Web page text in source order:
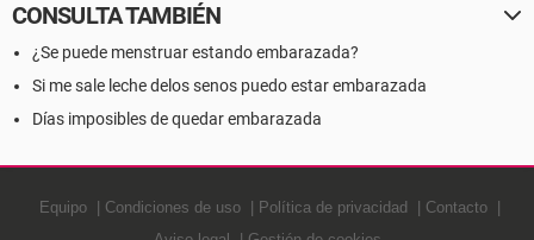
CONSULTA TAMBIÉN
¿Se puede menstruar estando embarazada?
Si me sale leche delos senos puedo estar embarazada
Días imposibles de quedar embarazada
Equipo Condiciones de uso Política de privacidad
Contacto